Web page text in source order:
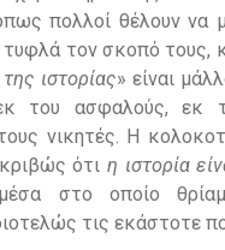
πολλοί θέλουν να
τον σκοπό τους,
ιστορίας» είναι
εκ του ασφαλούς, εκ
νικητές. Η
ότι η ιστορία
στο οποίο
τις εκάστοτε